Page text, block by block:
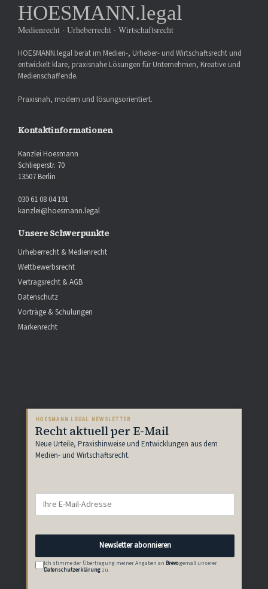
HOESMANN.legal
Medienrecht · Urheberrecht · Wirtschaftsrecht
HOESMANN.legal berät im Medien-, Urheber- und Wirtschaftsrecht und
entwickelt klare, praxisnahe Lösungen für Unternehmen, Kreative und
Medienschaffende.
Praxisnah, modern und lösungsorientiert.
Kontaktinformationen
Kanzlei Hoesmann
Schlieperstr. 70
13507 Berlin
030 61 08 04 191
kanzlei@hoesmann.legal
Unsere Schwerpunkte
Urheberrecht & Medienrecht
Wettbewerbsrecht
Vertragsrecht & AGB
Datenschutz
Vorträge & Schulungen
Markenrecht
HOESMANN.LEGAL NEWSLETTER
Recht aktuell per E-Mail
Neue Urteile, Praxishinweise und Entwicklungen aus dem
Medien- und Wirtschaftsrecht.
Newsletter abonnieren
Ich stimme der Übertragung meiner Angaben an Brevogemäß unserer
Datenschutzerklärung zu.